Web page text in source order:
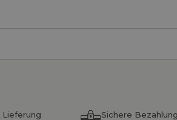
Lieferung Sichere Bezahlung